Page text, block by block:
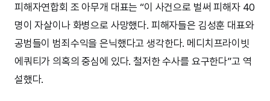
피해자연합회 조 아무개 대표는 “이 사건으로 벌써 피해자 40
명이 자살이나 화병으로 사망했다. 피해자들은 김성훈 대표와
공범들이 범죄수익을 은닉했다고 생각한다. 메디치프라이빗
에쿼티가 의혹의 중심에 있다. 철저한 수사를 요구한다”고 역
설했다.